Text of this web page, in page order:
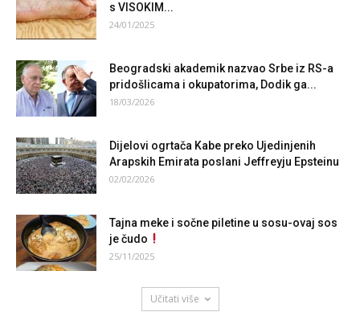
s VISOKIM...
24/01/2025
Beogradski akademik nazvao Srbe iz RS-a
pridošlicama i okupatorima, Dodik ga...
18/03/2026
Dijelovi ogrtača Kabe preko Ujedinjenih
Arapskih Emirata poslani Jeffreyju Epsteinu
02/02/2026
Tajna meke i sočne piletine u sosu-ovaj sos
je čudo
25/11/2025
Učitati više